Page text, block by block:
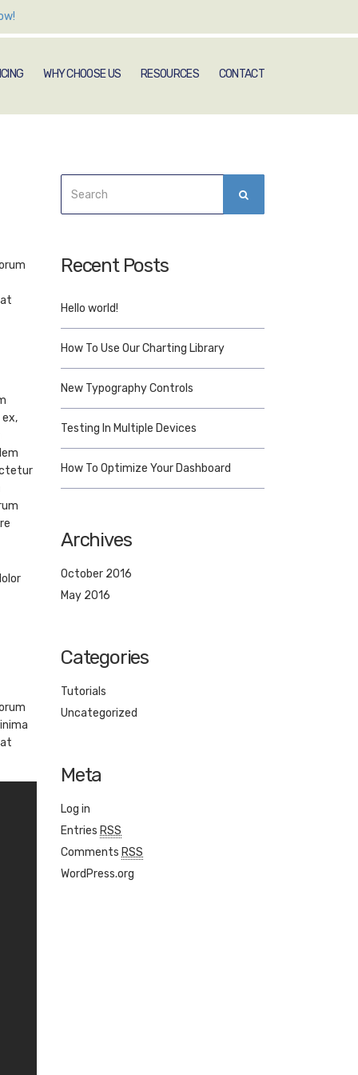
WHY CHOOSE US RESOURCES CONTACT
ex,
for:
Recent Posts
Hello world!
How To Use Our Charting Library
New Typography Controls
Testing In Multiple Devices
How To Optimize Your Dashboard
Archives
October 2016
May 2016
Categories
Tutorials
Uncategorized
Meta
Log in
Entries RSS
Comments RSS
WordPress.org